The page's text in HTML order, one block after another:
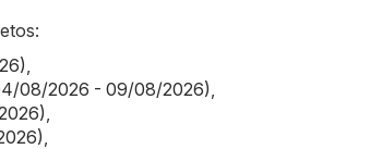
08/2026 - 09/08/2026)